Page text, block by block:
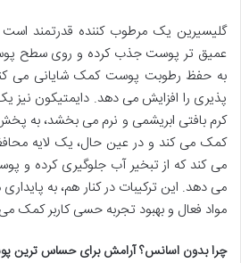
گلیسیرین یک مرطوب کننده قدرتمند است
عمیق تر پوست جذب کرده و روی سطح
به حفظ رطوبت پوست کمک شایانی می
پذیری را افزایش می دهد. دایمتیکون
کرم بافتی ابریشمی و نرم می بخشد، به
کمک می کند و در عین حال، یک لایه
می کند که از تبخیر آب جلوگیری کرده
می دهد. این ترکیبات در کنار هم، به
مواد فعال و بهبود تجربه حسی کاربر کمک
چرا بدون اسانس؟ آرامش برای حساس ترین